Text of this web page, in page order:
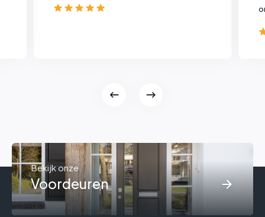
Bekijk onze
Voordeuren